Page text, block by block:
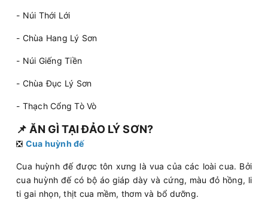
- Núi Thới Lới
- Chùa Hang Lý Sơn
- Núi Giếng Tiền
- Chùa Đục Lý Sơn
- Thạch Cổng Tò Vò
📌 ĂN GÌ TẠI ĐẢO LÝ SƠN?
❎ Cua huỳnh đế
Cua huỳnh đế được tôn xưng là vua của các loài cua. Bởi
cua huỳnh đế có bộ áo giáp dày và cứng, màu đỏ hồng, li
ti gai nhọn, thịt cua mềm, thơm và bổ dưỡng.